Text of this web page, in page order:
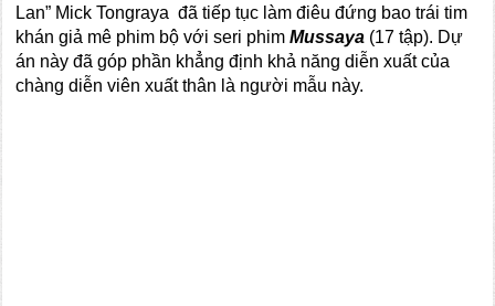
Lan” Mick Tongraya đã tiếp tục làm điêu đứng bao trái tim
khán giả mê phim bộ với seri phimMussaya (17 tập). Dự
án này đã góp phần khẳng định khả năng diễn xuất của
chàng diễn viên xuất thân là người mẫu này.